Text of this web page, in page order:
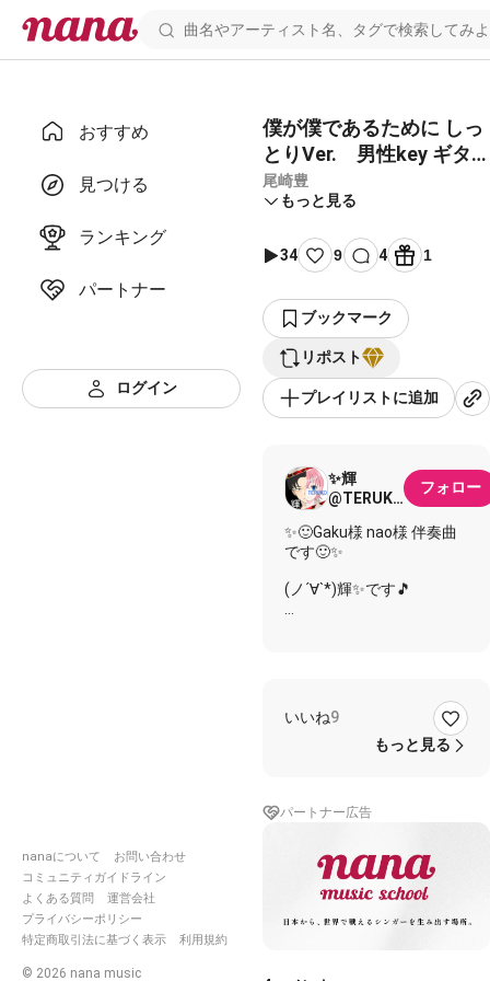
おすすめ
見つける
ランキング
パートナー
ログイン
nanaについて
お問い合わせ
コミュニティガイドライン
よくある質問
運営会社
プライバシーポリシー
特定商取引法に基づく表示
利用規約
© 2026 nana music
僕が僕であるために しっ
とりVer. 男性key ギタ
ー&ピアノ伴奏
尾崎豊
もっと見る
34 9 4 1
ブックマーク
リポスト
プレイリストに追加
✨輝
@TERUKO
フォロー
✨🙂Gaku様 nao様 伴奏曲
です🙂✨
(⁠ノ´⁠∀⁠`*)⁠輝✨です🎵
TERU山は
＞(⁠🍁^⁠‿⁠^⁠)ノンビリ屋さん
した(⁠・⁠∀⁠・⁠)
(⁠；ﾟ⁠∀ﾟ⁠)⁠しかしながら💦
僕輝にとりましては‼️
野球で言えば超スローボー
いいね9
もっと見る
パートナー広告